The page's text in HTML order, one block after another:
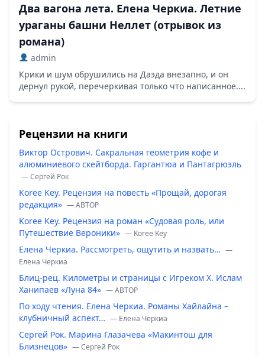
Два вагона лета. Елена Черкиа. Летние
ураганы башни Неллет (отрывок из
романа)
admin
Крики и шум обрушились на Даэда внезапно, и он
дернул рукой, перечеркивая только что написанное....
Рецензии на книги
Виктор Острович. Сакральная геометрия кофе и
алюминиевого скейтборда. Гаргантюа и Пантагрюэль
— Сергей Рок
Koree Key. Рецензия на повесть «Прощай, дорогая
редакция» — ABTOP
Koree Key. Рецензия на роман «Судовая роль, или
Путешествие Вероники» — Koree Key
Елена Черкиа. Рассмотреть, ощутить и назвать… —
Елена Черкиа
Блиц-рец. Километры и страницы с Игреком Х. Ислам
Ханипаев «Луна 84» — ABTOP
По ходу чтения. Елена Черкиа. Романы Хайлайна –
клубничный аспект… — Елена Черкиа
Сергей Рок. Марина Глазачева «Макинтош для
Близнецов» — Сергей Рок